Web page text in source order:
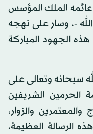
دعائمه الملك المؤسس
-، وسار على نهجه
الجهود المباركة
سبحانه وتعالى على
الحرمين الشريفين
والزوار،
الرسالة العظيمة،